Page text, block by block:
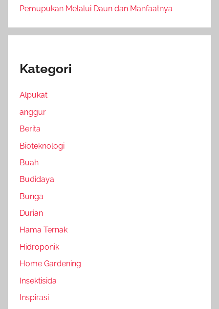
Pemupukan Melalui Daun dan Manfaatnya
Kategori
Alpukat
anggur
Berita
Bioteknologi
Buah
Budidaya
Bunga
Durian
Hama Ternak
Hidroponik
Home Gardening
Insektisida
Inspirasi